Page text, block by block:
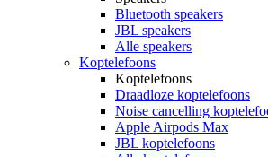
Bluetooth speakers
JBL speakers
Alle speakers
Koptelefoons
Koptelefoons
Draadloze koptelefoons
Noise cancelling
Apple Airpods Max
JBL koptelefoons